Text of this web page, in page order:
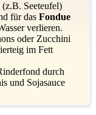
(z.B. Seeteufel)
für das Fondue
verlieren.
oder Zucchini
im Fett
durch
und Sojasauce